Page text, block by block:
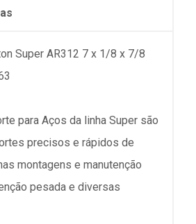
Super AR312 7 x 1/8 x 7/8
para Aços da linha Super são
precisos e rápidos de
montagens e manutenção
pesada e diversas